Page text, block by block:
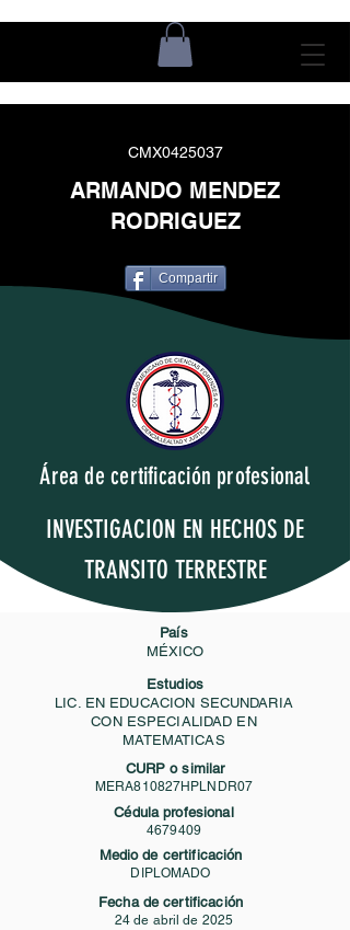
CMX0425037
ARMANDO MENDEZ
RODRIGUEZ
Compartir
Área de certificación profesional
INVESTIGACION EN HECHOS DE
TRANSITO TERRESTRE
País
MÉXICO
Estudios
LIC. EN EDUCACION SECUNDARIA
CON ESPECIALIDAD EN
MATEMATICAS
CURP o similar
MERA810827HPLNDR07
Cédula profesional
4679409
Medio de certificación
DIPLOMADO
Fecha de certificación
24 de abril de 2025